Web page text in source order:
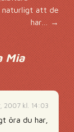
naturligt att de
har… →
Mia
2007 kl. 14:03
öra du har,